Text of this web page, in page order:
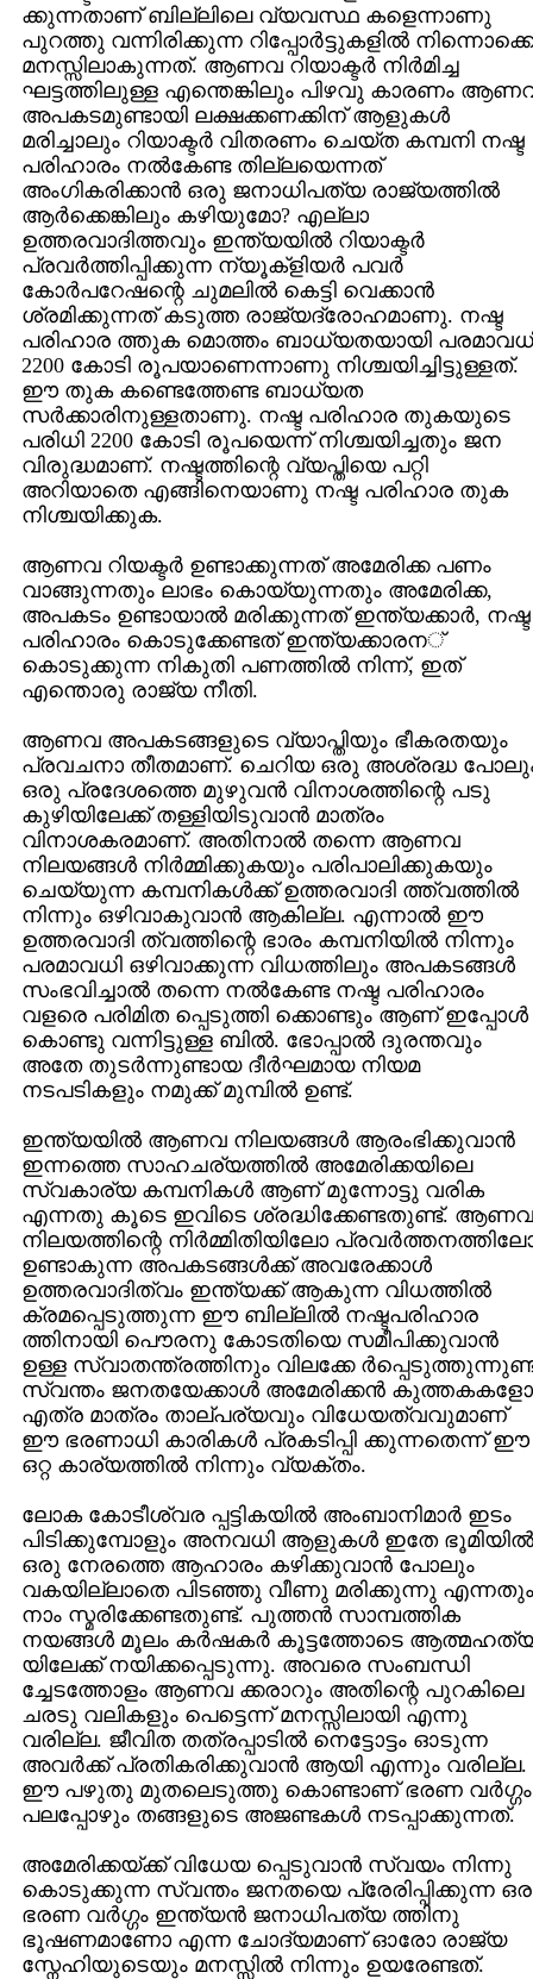
ക്കുന്നതാണ് ബില്ലിലെ വ്യവസ്ഥ കളെന്നാണു
പുറത്തു വന്നിരിക്കുന്ന റിപ്പോര്‍ട്ടുകളില്‍ നിന്നൊക്കെ
മനസ്സിലാകുന്നത്. ആണവ റിയാക്ടര്‍ നിര്‍മിച്ച
ഘട്ടത്തിലുള്ള എന്തെങ്കിലും പിഴവു കാരണം
അപകടമുണ്ടായി ലക്ഷക്കണക്കിന് ആളുകള്‍
മരിച്ചാലും റിയാക്ടര്‍ വിതരണം ചെയ്ത കമ്പനി നഷ്ട
പരിഹാരം നല്‍കേണ്ട തില്ലയെന്നത്
അംഗികരിക്കാന്‍ ഒരു ജനാധിപത്യ രാജ്യത്തില്‍
ആര്‍ക്കെങ്കിലും കഴിയുമോ? എല്ലാ
ഉത്തരവാദിത്തവും ഇന്ത്യയില്‍ റിയാക്ടര്‍
പ്രവര്‍ത്തിപ്പിക്കുന്ന ന്യൂക്ളിയര്‍ പവര്‍
കോര്‍പറേഷന്റെ ചുമലില്‍ കെട്ടി വെക്കാന്‍
ശ്രമിക്കുന്നത് കടുത്ത രാജ്യദ്രോഹമാണു. നഷ്ട
പരിഹാര ത്തുക മൊത്തം ബാധ്യതയായി
2200 കോടി രൂപയാണെന്നാണു നിശ്ചയിച്ചിട്ടുള്ളത്.
ഈ തുക കണ്ടെത്തേണ്ട ബാധ്യത
സര്‍ക്കാരിനുള്ളതാണു. നഷ്ട പരിഹാര തുകയുടെ
പരിധി 2200 കോടി രൂപയെന്ന് നിശ്ചയിച്ചതും ജന
വിരുദ്ധമാണ്. നഷ്ടത്തിന്റെ വ്യപ്തിയെ പറ്റി
അറിയാതെ എങ്ങിനെയാണു നഷ്ട പരിഹാര തുക
നിശ്ചയിക്കുക.
ആണവ റിയക്ടര്‍ ഉണ്ടാക്കുന്നത് അമേരിക്ക പണം
വാങ്ങുന്നതും ലാഭം കൊയ്യുന്നതും അമേരിക്ക,
അപകടം ഉണ്ടായാല്‍ മരിക്കുന്നത് ഇന്ത്യക്കാര്‍, നഷ്ട
പരിഹാരം കൊടുക്കേണ്ടത് ഇന്ത്യക്കാരന്‍
കൊടുക്കുന്ന നികുതി പണത്തില്‍ നിന്ന്, ഇത്
എന്തൊരു രാജ്യ നീതി.
ആണവ അപകടങ്ങളുടെ വ്യാപ്തിയും ഭീകരതയും
പ്രവചനാ തീതമാണ്. ചെറിയ ഒരു അശ്രദ്ധ
ഒരു പ്രദേശത്തെ മുഴുവന്‍ വിനാശത്തിന്റെ പടു
കുഴിയിലേക്ക് തള്ളിയിടുവാന്‍ മാത്രം
വിനാശകരമാണ്. അതിനാല്‍ തന്നെ ആണവ
നിലയങ്ങള്‍ നിര്‍മ്മിക്കുകയും പരിപാലിക്കുകയും
ചെയ്യുന്ന കമ്പനികള്‍ക്ക് ഉത്തരവാദി ത്ത്വത്തില്‍
നിന്നും ഒഴിവാകുവാന്‍ ആകില്ല. എന്നാല്‍ ഈ
ഉത്തരവാദി ത്വത്തിന്റെ ഭാരം കമ്പനിയില്‍ നിന്നും
പരമാവധി ഒഴിവാക്കുന്ന വിധത്തിലും അപകടങ്ങള്‍
സംഭവിച്ചാല്‍ തന്നെ നല്‍കേണ്ട നഷ്ട പരിഹാരം
വളരെ പരിമിത പ്പെടുത്തി ക്കൊണ്ടും ആണ് ഇപ്പോള്‍
കൊണ്ടു വന്നിട്ടുള്ള ബില്‍. ഭോപ്പാല്‍ ദുരന്തവും
അതേ തുടര്‍ന്നുണ്ടായ ദീര്‍ഘമായ നിയമ
നടപടികളും നമുക്ക് മുമ്പില്‍ ഉണ്ട്.
ഇന്ത്യയില്‍ ആണവ നിലയങ്ങള്‍ ആരംഭിക്കുവാന്‍
ഇന്നത്തെ സാഹചര്യത്തില്‍ അമേരിക്കയിലെ
സ്വകാര്യ കമ്പനികള്‍ ആണ് മുന്നോട്ടു വരിക
എന്നതു കൂടെ ഇവിടെ ശ്രദ്ധിക്കേണ്ടതുണ്ട്. ആണവ
നിലയത്തിന്റെ നിര്‍മ്മിതിയിലോ
ഉണ്ടാകുന്ന അപകടങ്ങള്‍ക്ക് അവരേക്കാള്‍
ഉത്തരവാദിത്വം ഇന്ത്യക്ക് ആകുന്ന വിധത്തില്‍
ക്രമപ്പെടുത്തുന്ന ഈ ബില്ലില്‍ നഷ്ടപരിഹാര
ത്തിനായി പൌരനു കോടതിയെ സമീപിക്കുവാന്‍
ഉള്ള സ്വാതന്ത്രത്തിനും വിലക്കേ
സ്വന്തം ജനതയേക്കാള്‍ അമേരിക്കന്‍
എത്ര മാത്രം താല്പര്യവും വിധേയത്വവുമാണ്
ഈ ഭരണാധി കാരികള്‍ പ്രകടിപ്പി ക്കുന്നതെന്ന് ഈ
ഒറ്റ കാര്യത്തില്‍ നിന്നും വ്യക്തം.
ലോക കോടീശ്വര പ്പട്ടികയില്‍ അംബാനിമാര്‍ ഇടം‌
പിടിക്കുമ്പോളും അനവധി ആളുകള്‍ ഇതേ ഭൂമിയില്‍
ഒരു നേരത്തെ ആഹാരം കഴിക്കുവാന്‍ പോലും
വകയില്ലാതെ പിടഞ്ഞു വീണു മരിക്കുന്നു എന്നതും
നാം സ്മരിക്കേണ്ടതുണ്ട്. പുത്തന്‍ സാമ്പത്തിക
നയങ്ങള്‍ മൂലം കര്‍ഷകര്‍ കൂട്ടത്തോടെ
യിലേക്ക് നയിക്കപ്പെടുന്നു. അവരെ സംബന്ധി
ച്ചേടത്തോളം ആണവ ക്കരാറും അതിന്റെ പുറകിലെ
ചരടു വലികളും പെട്ടെന്ന് മനസ്സിലായി എന്നു
വരില്ല. ജീവിത തത്രപ്പാടില്‍ നെട്ടോട്ടം ഓടുന്ന
അവര്‍ക്ക് പ്രതികരിക്കുവാന്‍ ആയി എന്നും വരില്ല.
ഈ പഴുതു മുതലെടുത്തു കൊണ്ടാണ് ഭരണ വര്‍ഗ്ഗം
പലപ്പോഴും തങ്ങളുടെ അജണ്ടകള്‍ നടപ്പാക്കുന്നത്.
അമേരിക്കയ്ക്ക് വിധേയ പ്പെടുവാന്‍ സ്വയം നിന്നു
കൊടുക്കുന്ന സ്വന്തം ജനതയെ പ്രേരിപ്പിക്കുന്ന
ഭരണ വര്‍ഗ്ഗം ഇന്ത്യന്‍ ജനാധിപത്യ ത്തിനു
ഭൂഷണമാണോ എന്ന ചോദ്യമാണ് ഓരോ രാജ്യ
സ്നേഹിയുടെയും മനസ്സില്‍ നിന്നും ഉയരേണ്ടത്.